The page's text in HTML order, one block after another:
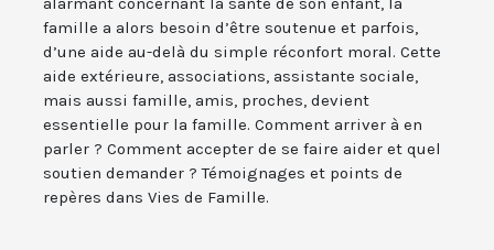
famille a alors besoin d’être soutenue et parfois,
d’une aide au-delà du simple réconfort moral. Cette
aide extérieure, associations, assistante sociale,
mais aussi famille, amis, proches, devient
essentielle pour la famille. Comment arriver à en
parler ? Comment accepter de se faire aider et quel
soutien demander ? Témoignages et points de
repères dans Vies de Famille.